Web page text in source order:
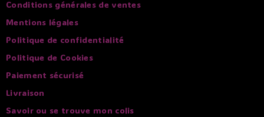
Conditions générales de ventes
Mentions légales
Politique de confidentialité
Politique de Cookies
Paiement sécurisé
Livraison
Savoir ou se trouve mon colis